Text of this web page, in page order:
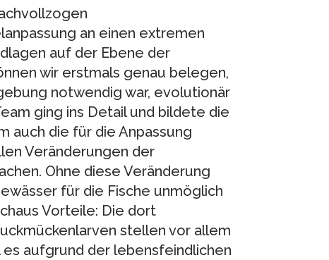
an einen extremen
auf der Ebene der
wir erstmals genau belegen,
notwendig war, evolutionär
ging ins Detail und bildete die
auch die für die Anpassung
Veränderungen der
Ohne diese Veränderung
für die Fische unmöglich
Vorteile: Die dort
stellen vor allem
aufgrund der lebensfeindlichen